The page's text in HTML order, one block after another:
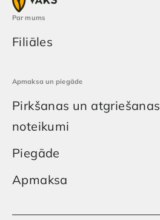
Par mums
Filiāles
Apmaksa un piegāde
Pirkšanas un atgriešanas
noteikumi
Piegāde
Apmaksa